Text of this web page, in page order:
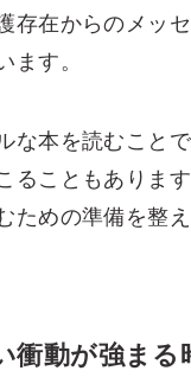
存在からのメッ
ます。
な本を読むこと
ることもありま
ための準備を整え
衝動が強まる